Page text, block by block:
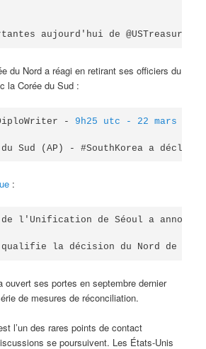
aujourd'hui de
du Nord a réagi en retirant ses officiers du
la Corée du Sud :
- 9h25 utc - 22 mars 2019
du Sud (AP) - #SouthKorea a
:
l'Unification de Séoul a
la décision du Nord de
ouvert ses portes en septembre dernier
de mesures de réconciliation.
l’un des rares points de contact
se poursuivent. Les États-Unis